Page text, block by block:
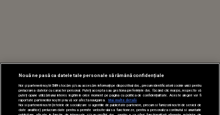
Nouă ne pasă ca datele tale personale să rămână confidențiale
Noi și partenerii noștri589stocăm și/sau accesăm informații pe dispozitivul dvs., precum identificatorii cookie unici pentru
prelucrarea datelor cu caracter personal. Puteți accepta sau gestiona preferințele dvs. făcând clic mai jos, respectiv vă
puteți opune utilizării unui interes legitim în orice moment pe pagina cu politica de confidențialitate. Aceste alegeri vor fi
raportate partenerilor noștri și nu vă vor afecta navigarea.
Mai multe detalii
Noi si partenerii nostri (retelele de socializare si agentiile de publicitate partenere, precum si furnizorii nostri de servicii de
date analitice) prelucram date pentru a permite website-ului sa functioneze, pentru a personaliza continutul si anunturile